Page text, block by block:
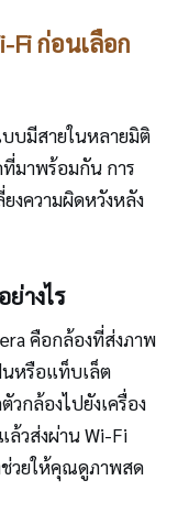
Fi ก่อนเลือก
บบมีสายในหลายมิติ
มาพร้อมกัน การ
งความผิดหวังหลัง
างไร
คือกล้องที่ส่งภาพ
นหรือแท็บเล็ต
กล้องไปยังเครื่อง
วส่งผ่าน Wi-Fi
วยให้คุณดูภาพสด